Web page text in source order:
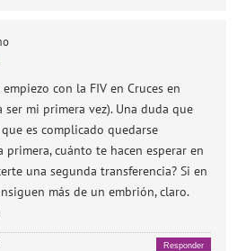
con la FIV en Cruces en
ser mi primera vez). Una duda que
es complicado quedarse
primera, cuánto te hacen esperar en
una segunda transferencia? Si en
más de un embrión, claro.
Responder